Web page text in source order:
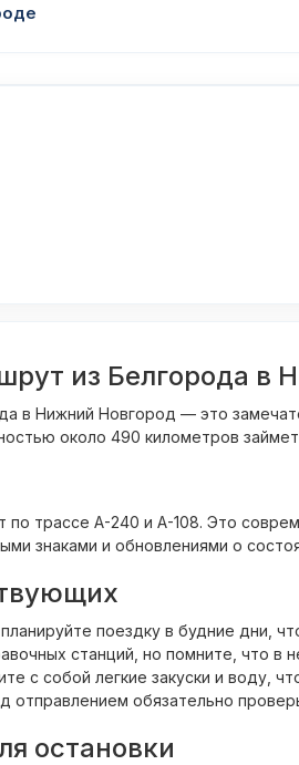
из Белгорода в
в Нижний Новгород — это
около 490 километров
трассе А-240 и А-108. Это
знаками и обновлениями о
планируйте поездку в будние дни,
станций, но помните, что
с собой легкие закуски и воду,
отправлением обязательно
остановки